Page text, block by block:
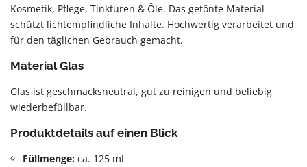
Kosmetik, Pflege, Tinkturen & Öle. Das getönte Material
schützt lichtempfindliche Inhalte. Hochwertig verarbeitet und
für den täglichen Gebrauch gemacht.
Material Glas
Glas ist geschmacksneutral, gut zu reinigen und beliebig
wiederbefüllbar.
Produktdetails auf einen Blick
Füllmenge: ca. 125 ml